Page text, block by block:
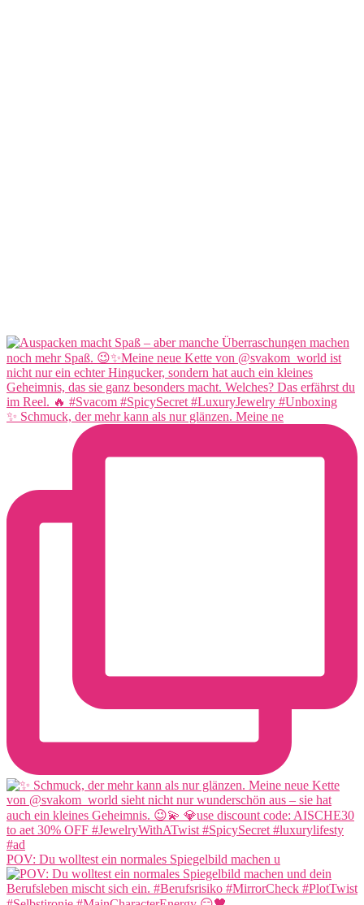
✨ Schmuck, der mehr kann als nur glänzen. Meine ne
POV: Du wolltest ein normales Spiegelbild machen u